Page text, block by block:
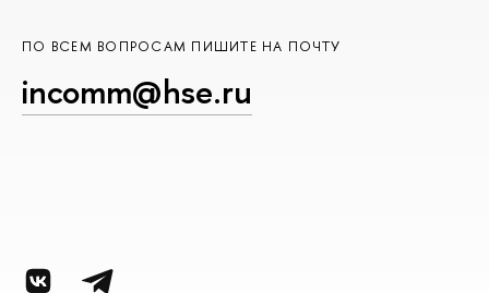
ПО ВСЕМ ВОПРОСАМ ПИШИТЕ НА ПОЧТУ
incomm@hse.ru